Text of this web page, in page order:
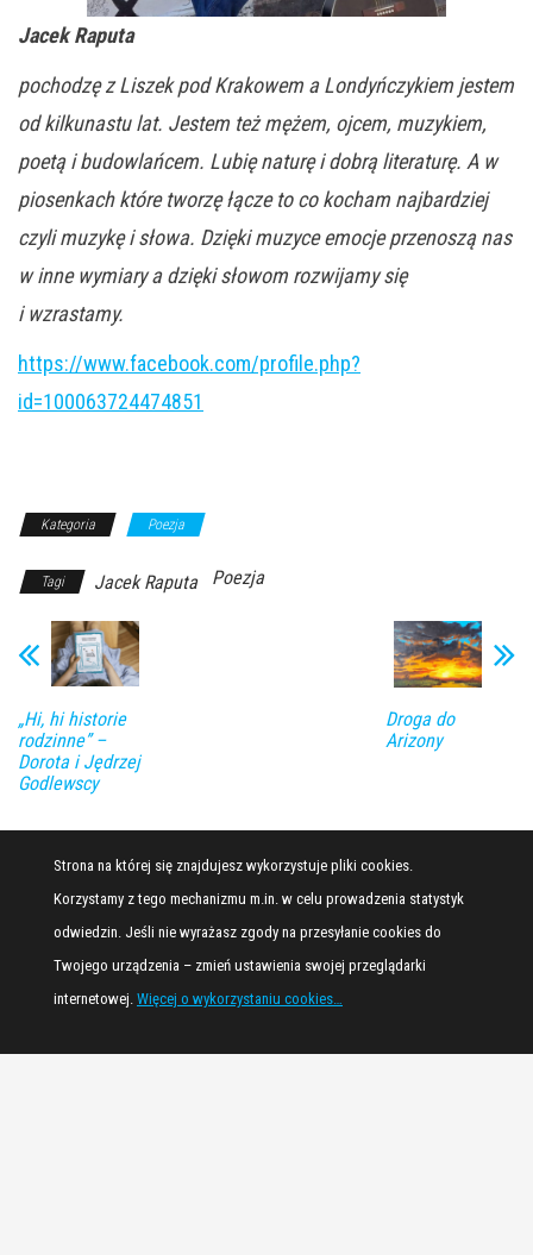
Jacek Raputa
pochodzę z Liszek pod Krakowem a Londyńczykiem jestem
od kilkunastu lat. Jestem też mężem, ojcem, muzykiem,
poetą i budowlańcem. Lubię naturę i dobrą literaturę. A w
piosenkach które tworzę łącze to co kocham najbardziej
czyli muzykę i słowa. Dzięki muzyce emocje przenoszą nas
w inne wymiary a dzięki słowom rozwijamy się
i wzrastamy.
https://www.facebook.com/profile.php?
id=100063724474851
Kategoria Poezja
Tagi Jacek Raputa Poezja
„Hi, hi historie
rodzinne” –
Dorota i Jędrzej
Godlewscy
Droga do
Arizony
Strona na której się znajdujesz wykorzystuje pliki cookies.
Korzystamy z tego mechanizmu m.in. w celu prowadzenia statystyk
odwiedzin. Jeśli nie wyrażasz zgody na przesyłanie cookies do
Twojego urządzenia – zmień ustawienia swojej przeglądarki
internetowej. Więcej o wykorzystaniu cookies…